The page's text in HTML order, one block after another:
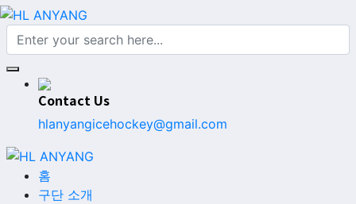
Contact Us
hlanyangicehockey@gmail.com
홈
구단 소개